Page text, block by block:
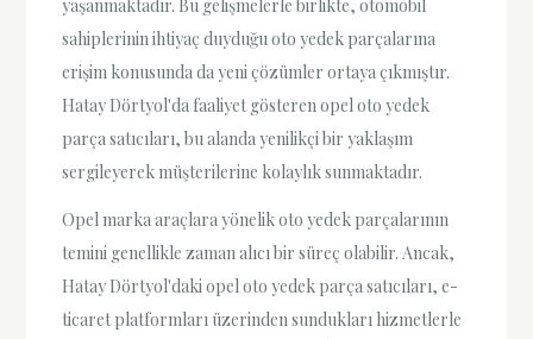
yaşanmaktadır. Bu gelişmelerle birlikte, otomobil
sahiplerinin ihtiyaç duyduğu oto yedek parçalarına
erişim konusunda da yeni çözümler ortaya çıkmıştır.
Hatay Dörtyol'da faaliyet gösteren opel oto yedek
parça satıcıları, bu alanda yenilikçi bir yaklaşım
sergileyerek müşterilerine kolaylık sunmaktadır.
Opel marka araçlara yönelik oto yedek parçalarının
temini genellikle zaman alıcı bir süreç olabilir. Ancak,
Hatay Dörtyol'daki opel oto yedek parça satıcıları, e-
ticaret platformları üzerinden sundukları hizmetlerle